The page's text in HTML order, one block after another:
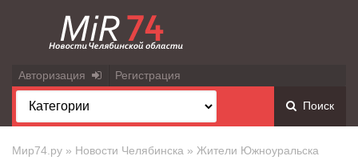
Авторизация Регистрация
Поиск
Мир74.ру » Новости Челябинска » Жители Южноуральска